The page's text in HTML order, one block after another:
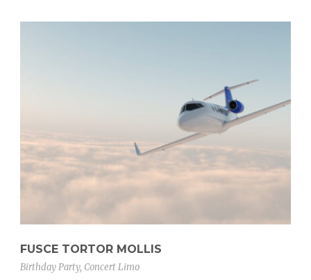
FUSCE TORTOR MOLLIS
Birthday Party, Concert Limo